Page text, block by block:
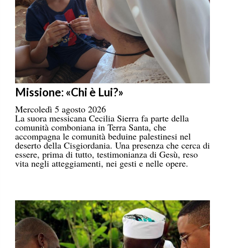
Missione: «Chi è Lui?»
Mercoledì 5 agosto 2026
La suora messicana Cecilia Sierra fa parte della
comunità comboniana in Terra Santa, che
accompagna le comunità beduine palestinesi nel
deserto della Cisgiordania. Una presenza che cerca di
essere, prima di tutto, testimonianza di Gesù, reso
vita negli atteggiamenti, nei gesti e nelle opere.